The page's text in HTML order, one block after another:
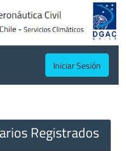
Iniciar Sesión
Registrados